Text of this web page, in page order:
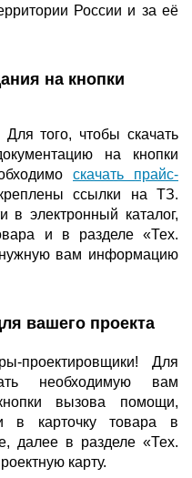
России и за её
на кнопки
того, чтобы скачать
на кнопки
скачать прайс-
ссылки на ТЗ.
в электронный каталог,
и в разделе «Тех.
нужную вам информацию
вашего проекта
проектировщики! Для
необходимую вам
вызова помощи,
в карточку товара в
далее в разделе «Тех.
карту.